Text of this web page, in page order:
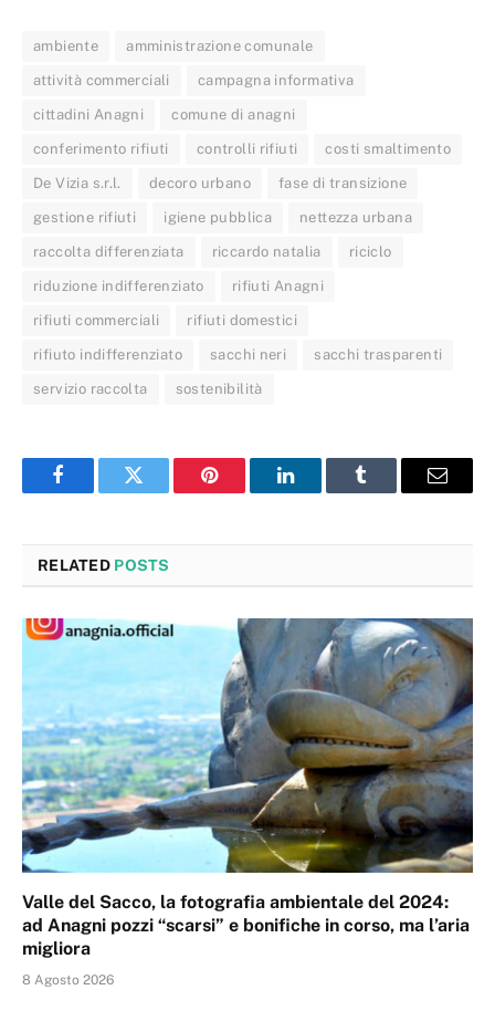
ambiente amministrazione comunale
attività commerciali campagna informativa
cittadini Anagni comune di anagni
conferimento rifiuti controlli rifiuti costi smaltimento
De Vizia s.r.l. decoro urbano fase di transizione
gestione rifiuti igiene pubblica nettezza urbana
raccolta differenziata riccardo natalia riciclo
riduzione indifferenziato rifiuti Anagni
rifiuti commerciali rifiuti domestici
rifiuto indifferenziato sacchi neri sacchi trasparenti
servizio raccolta sostenibilità
FacebookTwitter Pinterest LinkedInTumblr Email
RELATED POSTS
Valle del Sacco, la fotografia ambientale del 2024:
ad Anagni pozzi “scarsi” e bonifiche in corso, ma l’aria
migliora
8 Agosto 2026